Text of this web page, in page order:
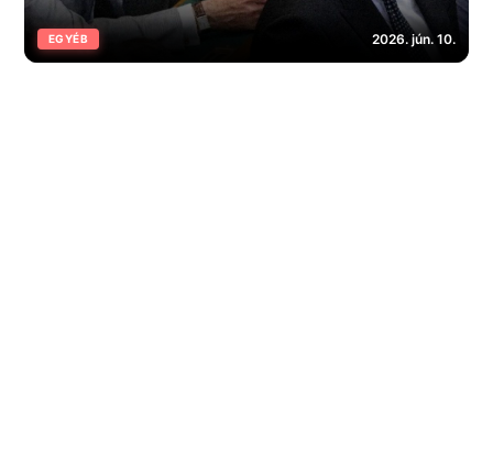
EGYÉB 2026. jún. 10.